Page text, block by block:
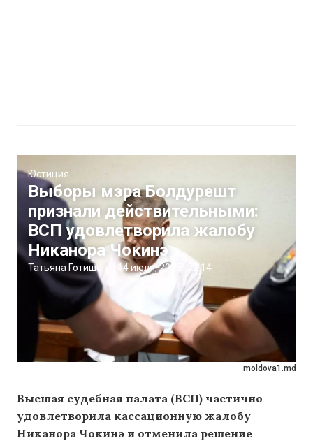
moldova1.md
Юстиция
Выборы мэра Болдурешт
признали действительными:
ВСП удовлетворила жалобу
Никанора Чокинэ
Татьяна Готишан 14 июля, 2025 22:14
Высшая судебная палата (ВСП) частично
удовлетворила кассационную жалобу
Никанора Чокинэ и отменила решение